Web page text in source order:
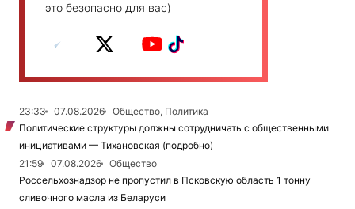
это безопасно для вас)
23:33 07.08.2026
Общество, Политика
Политические структуры должны сотрудничать с общественными
инициативами — Тихановская (подробно)
21:59
07.08.2026
Общество
Россельхознадзор не пропустил в Псковскую область 1 тонну
сливочного масла из Беларуси